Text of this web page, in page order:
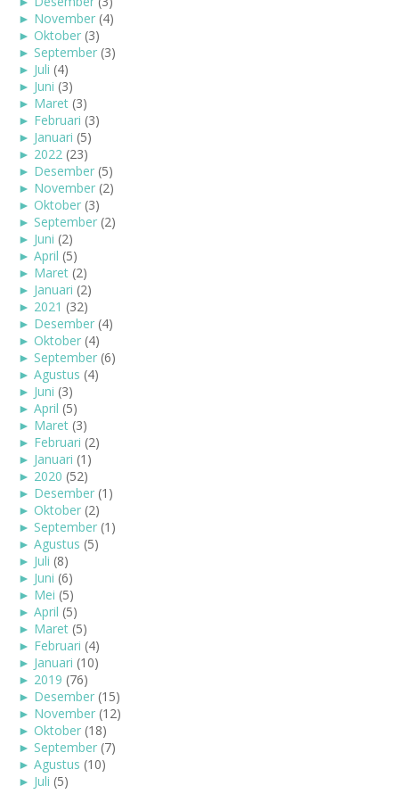
► November (4)
► Oktober (3)
► September (3)
► Juli (4)
► Juni (3)
► Maret (3)
► Februari (3)
► Januari (5)
► 2022 (23)
► Desember (5)
► November (2)
► Oktober (3)
► September (2)
► Juni (2)
► April (5)
► Maret (2)
► Januari (2)
► 2021 (32)
► Desember (4)
► Oktober (4)
► September (6)
► Agustus (4)
► Juni (3)
► April (5)
► Maret (3)
► Februari (2)
► Januari (1)
► 2020 (52)
► Desember (1)
► Oktober (2)
► September (1)
► Agustus (5)
► Juli (8)
► Juni (6)
► Mei (5)
► April (5)
► Maret (5)
► Februari (4)
► Januari (10)
► 2019 (76)
► Desember (15)
► November (12)
► Oktober (18)
► September (7)
► Agustus (10)
► Juli (5)